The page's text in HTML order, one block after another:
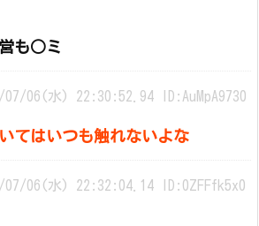
も○ミ
07/06(水) 22:30:52.94 ID:AuMpA9730
てはいつも触れないよな
07/06(水) 22:32:04.14 ID:0ZFFfk5x0